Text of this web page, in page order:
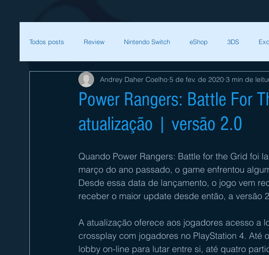
Todos posts Review Nintendo Switch eShop 3DS
Mega Man Zelda Bethesda Capcom
Sessão Retro Final Fantasy Xenoblade THQ Nordic
Sua comunidade Nintendo Nintendo Switch
Power Rangers: Battle For
atualização | versão 2.0
Andrey Daher Coelho 5 de fev. de 2020 3 min de
Quando Power Rangers: Battle for the Grid foi
março do ano passado, o game enfrentou
Desde essa data de lançamento, o jogo vem
receber o maior update desde então, a versão
A atualização oferece aos jogadores acesso a
crossplay com jogadores no PlayStation 4. Até
lobby on-line para lutar entre si, até quatro